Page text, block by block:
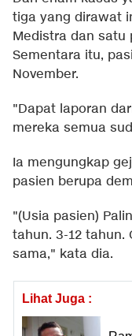
tiga yang dirawat
Medistra dan satu
Sementara itu,
November.
"Dapat laporan
mereka semua
Ia mengungkap
pasien berupa
"(Usia pasien)
tahun. 3-12 tahun.
sama," kata dia.
Lihat Juga :